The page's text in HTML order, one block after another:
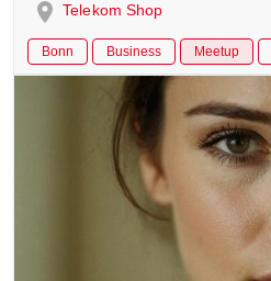
Telekom Shop
Bonn Business Meetup